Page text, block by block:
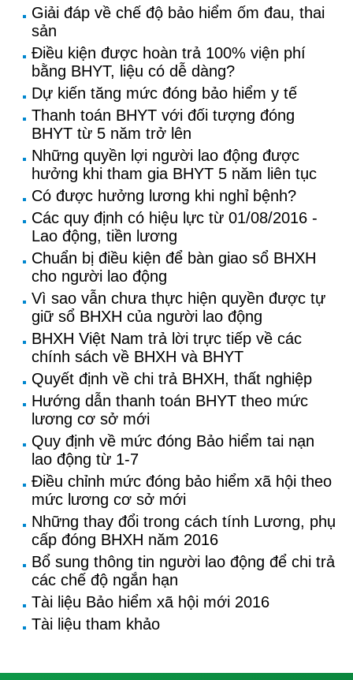
Giải đáp về chế độ bảo hiểm ốm đau, thai
sản
Điều kiện được hoàn trả 100% viện phí
bằng BHYT, liệu có dễ dàng?
Dự kiến tăng mức đóng bảo hiểm y tế
Thanh toán BHYT với đối tượng đóng
BHYT từ 5 năm trở lên
Những quyền lợi người lao động được
hưởng khi tham gia BHYT 5 năm liên tục
Có được hưởng lương khi nghỉ bệnh?
Các quy định có hiệu lực từ 01/08/2016 -
Lao động, tiền lương
Chuẩn bị điều kiện để bàn giao sổ BHXH
cho người lao động
Vì sao vẫn chưa thực hiện quyền được tự
giữ sổ BHXH của người lao động
BHXH Việt Nam trả lời trực tiếp về các
chính sách về BHXH và BHYT
Quyết định về chi trả BHXH, thất nghiệp
Hướng dẫn thanh toán BHYT theo mức
lương cơ sở mới
Quy định về mức đóng Bảo hiểm tai nạn
lao động từ 1-7
Điều chỉnh mức đóng bảo hiểm xã hội theo
mức lương cơ sở mới
Những thay đổi trong cách tính Lương, phụ
cấp đóng BHXH năm 2016
Bổ sung thông tin người lao động để chi trả
các chế độ ngắn hạn
Tài liệu Bảo hiểm xã hội mới 2016
Tài liệu tham khảo